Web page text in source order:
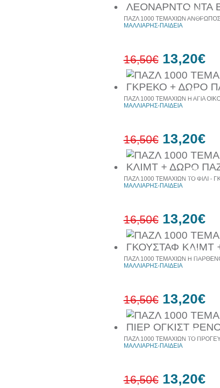
20%
έκπτωση
20%
έκπτωση
ΠΑΖΛ 1000 ΤΕΜΑΧΙΩΝ
ΜΑΛΛΙΑΡΗΣ-ΠΑΙΔΕΙΑ
16,50€ 13,20€
20%
έκπτωση
ΠΑΖΛ 1000 ΤΕΜΑΧΙΩΝ Η ΑΓΙΑ
ΜΑΛΛΙΑΡΗΣ-ΠΑΙΔΕΙΑ
16,50€ 13,20€
20%
έκπτωση
ΠΑΖΛ 1000 ΤΕΜΑΧΙΩΝ ΤΟ ΦΙΛΙ -
ΜΑΛΛΙΑΡΗΣ-ΠΑΙΔΕΙΑ
16,50€ 13,20€
20%
έκπτωση
ΠΑΖΛ 1000 ΤΕΜΑΧΙΩΝ Η
ΜΑΛΛΙΑΡΗΣ-ΠΑΙΔΕΙΑ
16,50€ 13,20€
ΠΑΖΛ 1000 ΤΕΜΑΧΙΩΝ ΤΟ
ΜΑΛΛΙΑΡΗΣ-ΠΑΙΔΕΙΑ
16,50€ 13,20€